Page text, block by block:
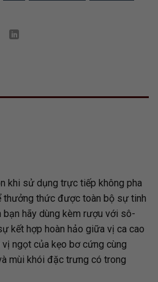
khi sử dụng trực tiếp không pha
thưởng thức được toàn bộ sự tinh
hãy dùng kèm rượu với sô-
kết hợp hoàn hảo giữa vị ca cao
ngọt của kẹo bơ cứng cùng
mùi khói đặc trưng có trong